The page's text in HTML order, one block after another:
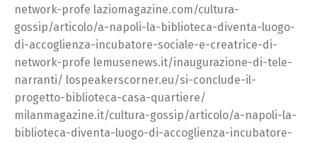
network-profe laziomagazine.com/cultura-
gossip/articolo/a-napoli-la-biblioteca-diventa-luogo-
di-accoglienza-incubatore-sociale-e-creatrice-di-
network-profe lemusenews.it/inaugurazione-di-tele-
narranti/ lospeakerscorner.eu/si-conclude-il-
progetto-biblioteca-casa-quartiere/
milanmagazine.it/cultura-gossip/articolo/a-napoli-la-
biblioteca-diventa-luogo-di-accoglienza-incubatore-